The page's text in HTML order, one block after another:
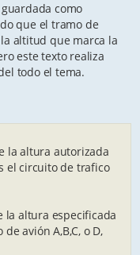
como
que el tramo de
altitud que marca la
este texto realiza
todo el tema.
la altura autorizada
el circuito de trafico
la altura especificada
avión A,B,C, o D,